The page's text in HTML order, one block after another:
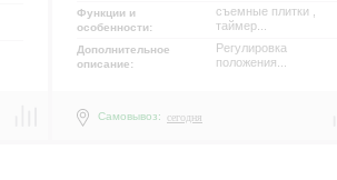
Функции и
особенности:
съемные плитки ,
таймер...
Дополнительное
описание:
Регулировка
положения...
Самовывоз: сегодня